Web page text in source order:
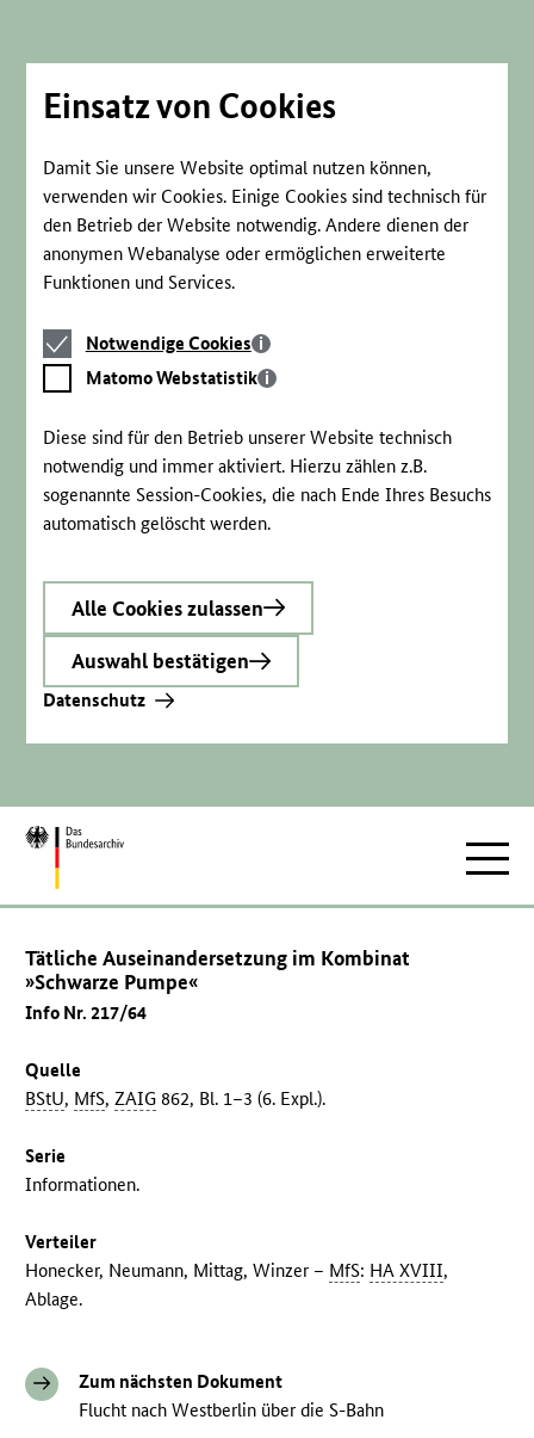
Einsatz von Cookies
Damit Sie unsere Website optimal nutzen können,
verwenden wir Cookies. Einige Cookies sind technisch für
den Betrieb der Website notwendig. Andere dienen der
anonymen Webanalyse oder ermöglichen erweiterte
Funktionen und Services.
Notwendige
Cookies
Notwendige Cookies
Matomo
Webstatistik
Matomo Webstatistik
Diese sind für den Betrieb unserer Website technisch
notwendig und immer aktiviert. Hierzu zählen z.B.
sogenannte Session-Cookies, die nach Ende Ihres Besuchs
automatisch gelöscht werden.
Alle Cookies zulassen
Auswahl bestätigen
Datenschutz
Zur
Tätliche Auseinandersetzung im Kombinat
»Schwarze Pumpe«
Info Nr. 217/64
Quelle
BStU, MfS,ZAIG 862, Bl. 1–3 (6. Expl.).
Serie
Informationen.
Verteiler
Honecker, Neumann, Mittag, Winzer – MfS: HA XVIII,
Ablage.
Zum nächsten Dokument
Flucht nach Westberlin über die S-Bahn